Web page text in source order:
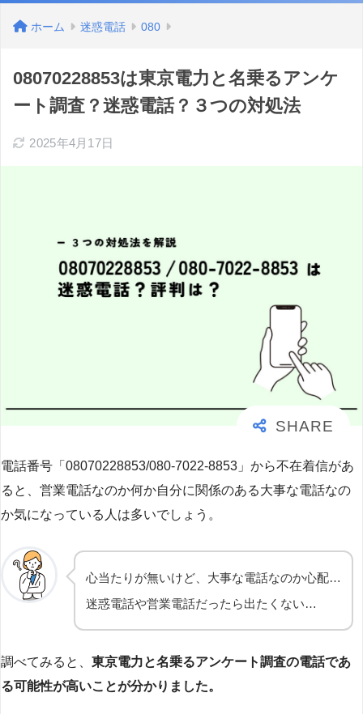
ホーム 迷惑電話 080
08070228853は東京電力と名乗るアンケ
ート調査？迷惑電話？３つの対処法
2025年4月17日
電話番号「08070228853/080-7022-8853」から不在着信があ
ると、営業電話なのか何か自分に関係のある大事な電話なの
か気になっている人は多いでしょう。
心当たりが無いけど、大事な電話なのか心配…
迷惑電話や営業電話だったら出たくない…
調べてみると、 東京電力と名乗るアンケート調査の電話であ
る可能性が高いことが分かりました。